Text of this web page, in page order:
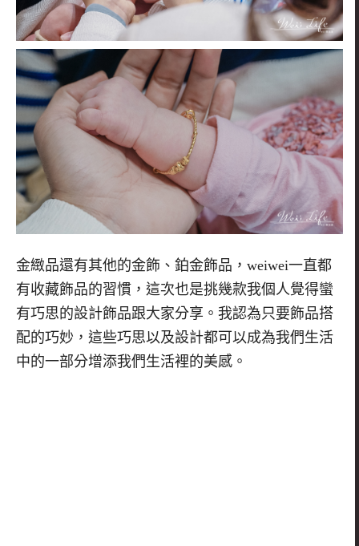
金緻品還有其他的金飾、鉑金飾品， weiwei一直都
有收藏飾品的習慣，這次也是挑幾款我個人覺得蠻
有巧思的設計飾品跟大家分享。我認為只要飾品搭
配的巧妙，這些巧思以及設計都可以成為我們生活
中的一部分增添我們生活裡的美感。